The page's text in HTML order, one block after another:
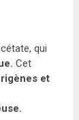
qui
Cet
et